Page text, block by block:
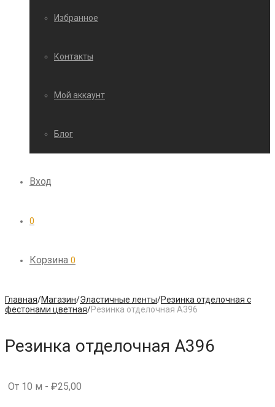
Избранное
Контакты
Мой аккаунт
Блог
Вход
0
Корзина 0
Главная/Магазин/Эластичные ленты/Резинка отделочная с
фестонами цветная/Резинка отделочная A396
Резинка отделочная A396
От 10 м - ₽25,00